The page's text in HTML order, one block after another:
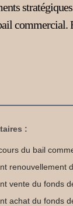
commercial.
:
du bail
renouvellement
vente du fonds
achat du fonds